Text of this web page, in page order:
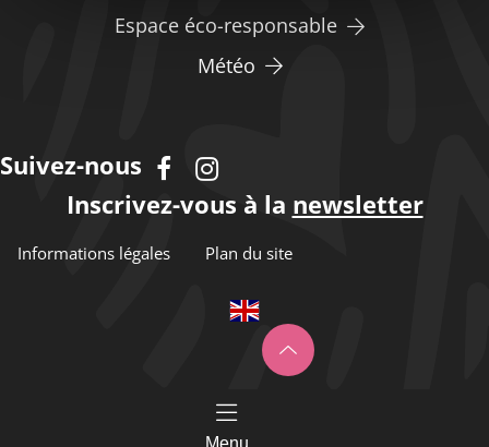
Menu
Espace éco-responsable
Météo
Suivez-nous
Inscrivez-vous à la newsletter
Informations légales Plan du site